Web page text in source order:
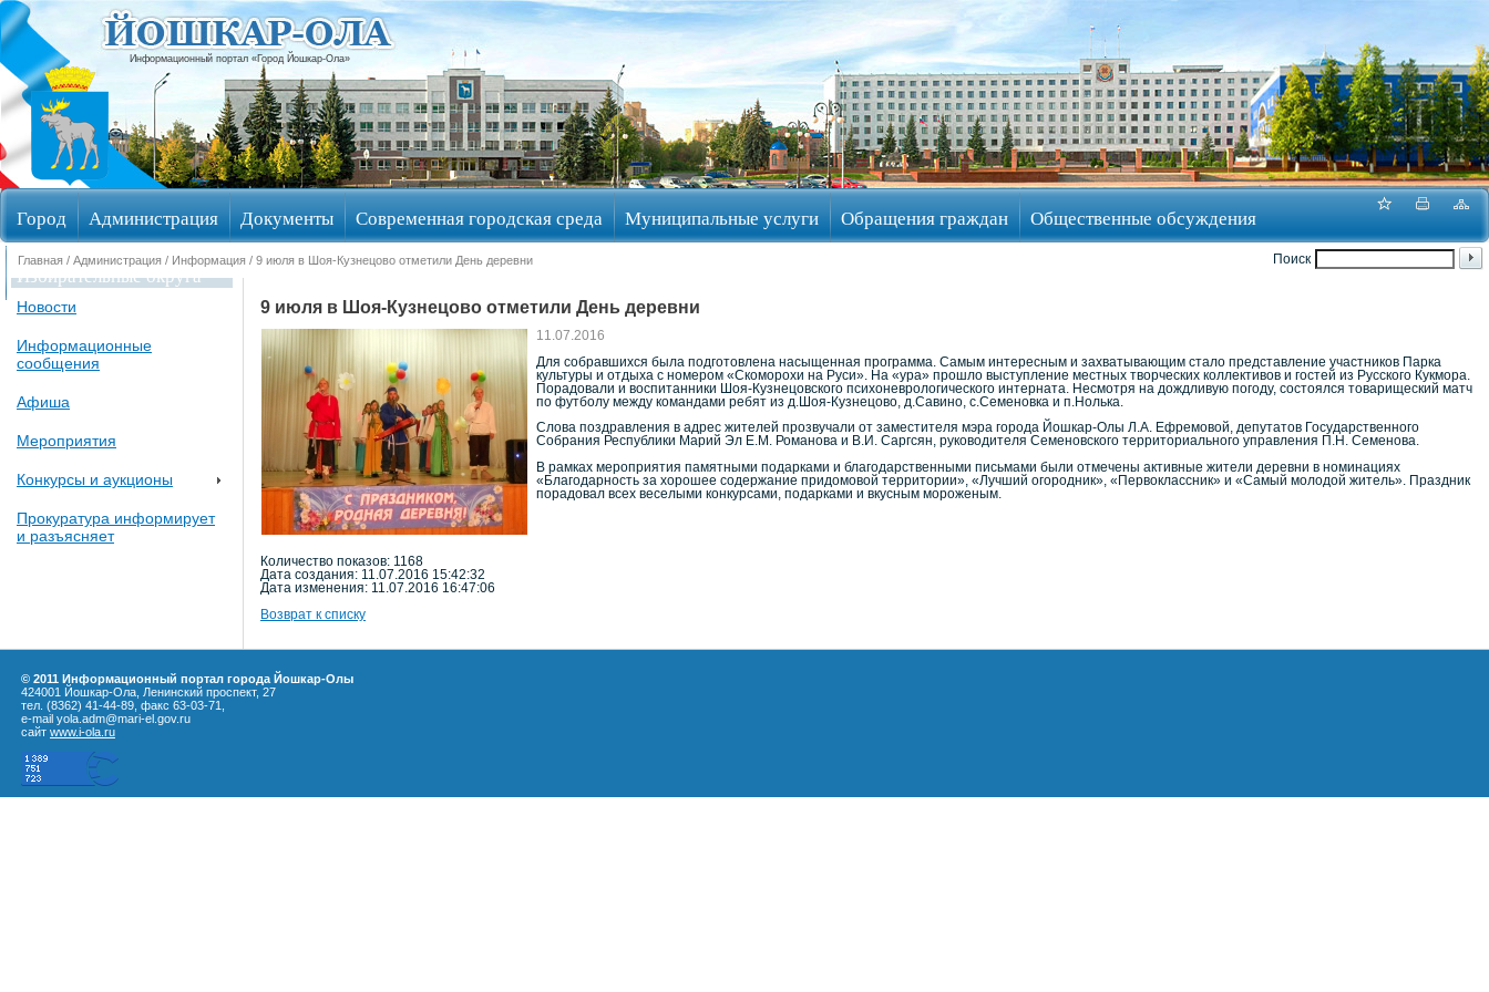
Информационный портал «Город Йошкар-Ола»
Город Администрация Документы Современная городская среда Муниципальные услуги Обращения граждан Общественные обсуждения
Избирательные округа
Поиск
Главная / Администрация / Информация / 9 июля в Шоя-Кузнецово отметили День деревни
Новости
Информационные
сообщения
Афиша
Мероприятия
Конкурсы и аукционы
Прокуратура информирует
и разъясняет
9 июля в Шоя-Кузнецово отметили День деревни
11.07.2016
Для собравшихся была подготовлена насыщенная программа. Самым интересным и захватывающим стало представление участников Парка
культуры и отдыха с номером «Скоморохи на Руси». На «ура» прошло выступление местных творческих коллективов и гостей из Русского Кукмора.
Порадовали и воспитанники Шоя-Кузнецовского психоневрологического интерната. Несмотря на дождливую погоду, состоялся товарищеский матч
по футболу между командами ребят из д.Шоя-Кузнецово, д.Савино, с.Семеновка и п.Нолька.
Слова поздравления в адрес жителей прозвучали от заместителя мэра города Йошкар-Олы Л.А. Ефремовой, депутатов Государственного
Собрания Республики Марий Эл Е.М. Романова и В.И. Саргсян, руководителя Семеновского территориального управления П.Н. Семенова.
В рамках мероприятия памятными подарками и благодарственными письмами были отмечены активные жители деревни в номинациях
«Благодарность за хорошее содержание придомовой территории», «Лучший огородник», «Первоклассник» и «Самый молодой житель». Праздник
порадовал всех веселыми конкурсами, подарками и вкусным мороженым.
Количество показов: 1168
Дата создания: 11.07.2016 15:42:32
Дата изменения: 11.07.2016 16:47:06
Возврат к списку
© 2011 Информационный портал города Йошкар-Олы
424001 Йошкар-Ола, Ленинский проспект, 27
тел. (8362) 41-44-89, факс 63-03-71,
e-mail yola.adm@mari-el.gov.ru
сайт www.i-ola.ru